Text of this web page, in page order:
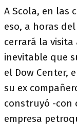
A Scola, en las
eso, a horas
cerrará la visita
inevitable que
el Dow Center,
su ex
construyó -con
empresa